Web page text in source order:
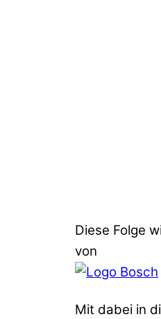
Diese Folge
von
Mit dabei in